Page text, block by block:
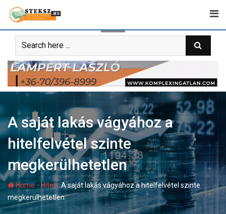
content
A saját lakás vágyához a
hitelfelvétel szinte
megkerülhetetlen
Home-Hitel-A saját lakás vágyához a hitelfelvétel szinte
megkerülhetetlen